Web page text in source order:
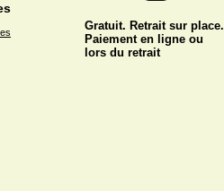
Gratuit. Retrait sur place.
Paiement en ligne ou
lors du retrait